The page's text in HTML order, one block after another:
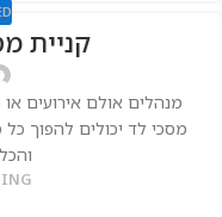
קניית
מנהלים אולם אירועים
מסכי לד יכולים להפוך